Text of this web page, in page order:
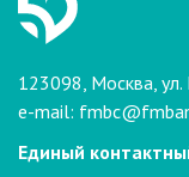
123098, Москва,
e-mail:
Единый